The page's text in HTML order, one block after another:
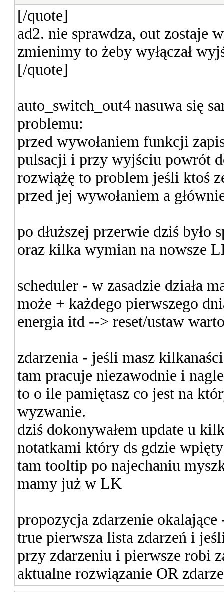
[/quote]
ad2. nie sprawdza, out zostaje
zmienimy to żeby wyłączał
[/quote]
auto_switch_out4 nasuwa się
problemu:
przed wywołaniem funkcji
pulsacji i przy wyjściu powrót
rozwiążę to problem jeśli ktoś
przed jej wywołaniem a
po dłuższej przerwie dziś
oraz kilka wymian na nowsze
scheduler - w zasadzie działa
może + każdego pierwszego
energia itd --> reset/ustaw
zdarzenia - jeśli masz
tam pracuje niezawodnie i
to o ile pamiętasz co jest na
wyzwanie.
dziś dokonywałem update u
notatkami który ds gdzie
tam tooltip po najechaniu
mamy już w LK
propozycja zdarzenie
true pierwsza lista zdarzeń i
przy zdarzeniu i pierwsze robi
aktualne rozwiązanie OR